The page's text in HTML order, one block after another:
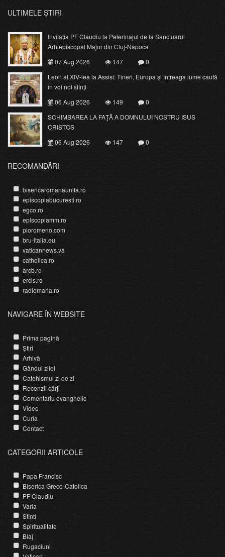
ULTIMELE ȘTIRI
Invitația PF Claudiu la Pelerinajul de la Sanctuarul
Arhiepiscopal Major din Cluj-Napoca
07 Aug 2026
147
0
Leon al XIV-lea la Assisi: Tineri, Europa și întreaga lume caută
în voi noi sfinți
06 Aug 2026
149
0
SCHIMBAREA LA FAŢĂ A DOMNULUI NOSTRU ISUS
CRISTOS
06 Aug 2026
147 0
RECOMANDĂRI
bisericaromanaunita.ro
episcopiabucuresti.ro
egco.ro
episcopiamm.ro
pioromeno.com
bru-italia.eu
vaticannews.va
catholica.ro
arcb.ro
ercis.ro
radiomaria.ro
NAVIGARE ÎN WEBSITE
Prima pagină
Știri
Arhivă
Gândul zilei
Catehismul zi de zi
Recenzii cărți
Comentariu evanghelic
Video
Curia
Contact
CATEGORII ARTICOLE
Papa Francisc
Biserica Greco-Catolica
PF Claudiu
Varia
Sfinti
Spiritualitate
Blaj
Rugaciuni